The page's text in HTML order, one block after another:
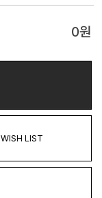
0원
WISH LIST